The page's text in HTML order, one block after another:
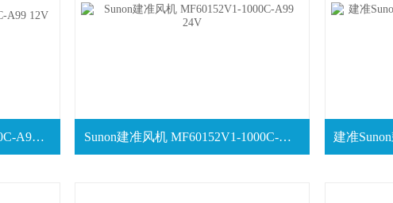
SUNON建准 MF50151V1-1000C-A99 12V Sunon建准风机 MF60152V1-1000C-A99 24V